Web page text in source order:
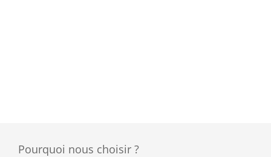
Pourquoi nous choisir ?